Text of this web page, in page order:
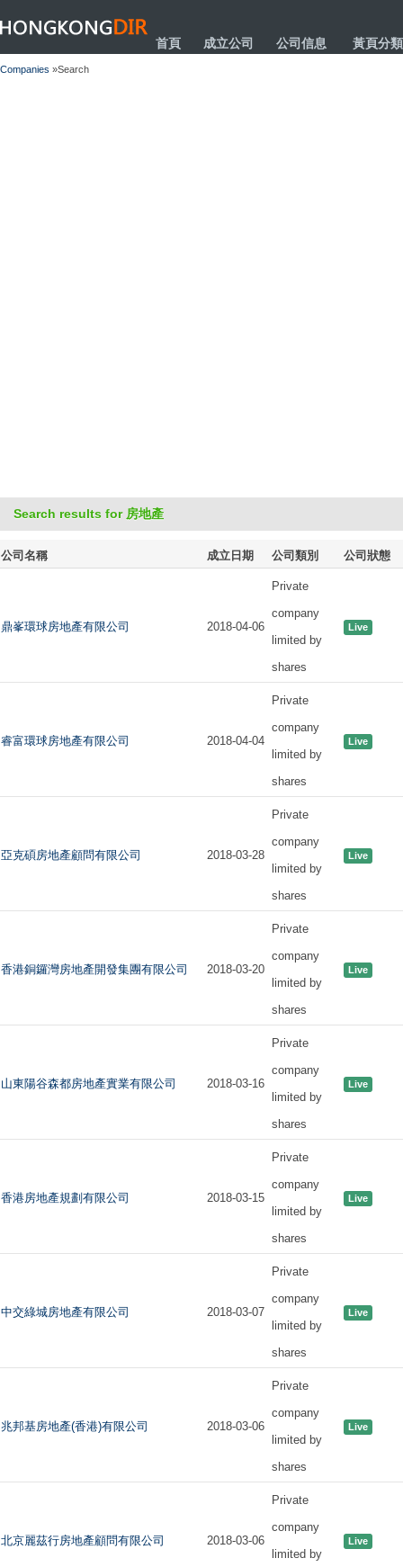
HONGKONGDIR
首頁 成立公司 公司信息 黃頁分類
Companies »Search
Search results for 房地產
公司名稱 成立日期 公司類別 公司狀態
鼎峯環球房地產有限公司 2018-04-06
Private
company
limited by
shares
Live
睿富環球房地產有限公司 2018-04-04
Private
company
limited by
shares
Live
亞克碩房地產顧問有限公司 2018-03-28
Private
company
limited by
shares
Live
香港銅鑼灣房地產開發集團有限公司 2018-03-20
Private
company
limited by
shares
Live
山東陽谷森都房地產實業有限公司 2018-03-16
Private
company
limited by
shares
Live
香港房地產規劃有限公司 2018-03-15
Private
company
limited by
shares
Live
中交綠城房地產有限公司 2018-03-07
Private
company
limited by
shares
Live
兆邦基房地產(香港)有限公司 2018-03-06
Private
company
limited by
shares
Live
北京麗茲行房地產顧問有限公司 2018-03-06
Private
company
limited by
Live